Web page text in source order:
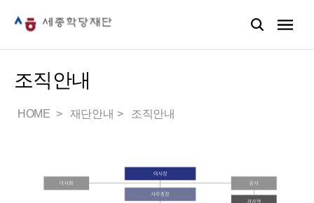
조직안내
HOME 재단안내 조직안내